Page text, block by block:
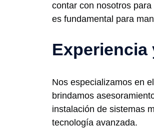
contar con nosotros
es fundamental para
Nos especializamos en
brindamos
instalación de sistemas
tecnología avanzada.